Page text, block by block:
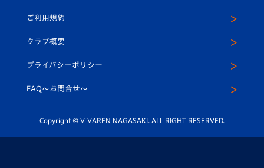
平和祈念活動
ホームタウン活動
スクール
ヴィヴィくんインスタグラム
公式LINE＠
ご利用規約
クラブ概要
プライバシーポリシー
FAQ〜お問合せ〜
Copyright © V-VAREN NAGASAKI. ALL RIGHT RESERVED.